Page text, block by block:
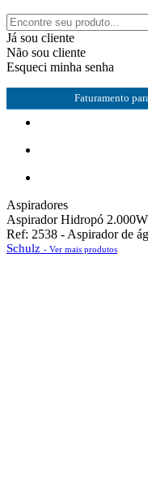
Já sou cliente
Não sou cliente
Esqueci minha senha
Faturamento
Aspiradores
Aspirador Hidropó
Ref: 2538 - Aspirador de
Schulz - Ver mais produtos